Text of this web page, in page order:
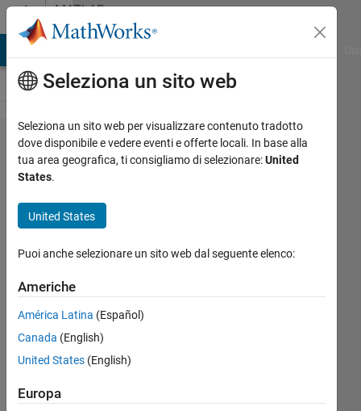
Vai al contenutoMATLAB
Answers
Is there a
format in
display
such that
commas are
automatically
inserted into
the display?
MathWorks
Seleziona un sito web
Seleziona un sito web per visualizzare contenuto tradotto
dove disponibile e vedere eventi e offerte locali. In base alla
tua area geografica, ti consigliamo di selezionare:United
States.
United States
Puoi anche selezionare un sito web dal seguente elenco:
Americhe
América Latina (Español)
Canada (English)
United States (English)
Europa